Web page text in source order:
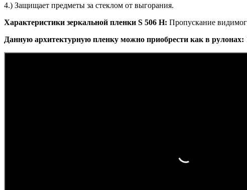
4.) Защищает предметы за стеклом от выгорания.
Характеристики зеркальной пленки S 506 H: Пропускание
Данную архитектурную пленку можно приобрести как в рулонах: